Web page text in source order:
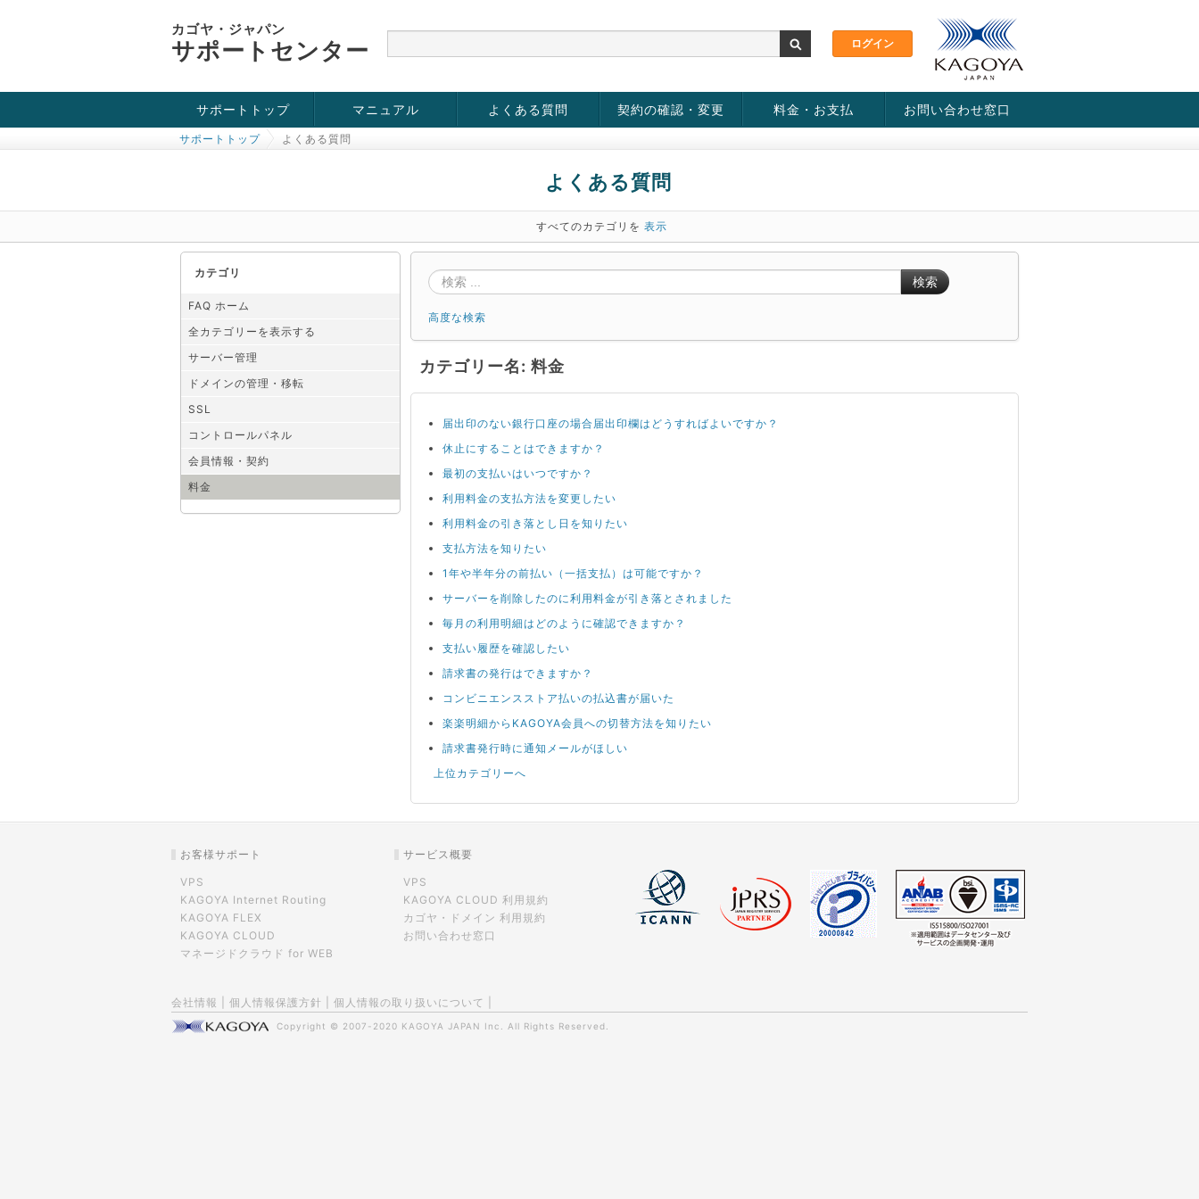
カゴヤ・ジャパン
サポートセンター
サポートトップ
お役立ち情報
チュートリアル
障害・メンテナンス情報
マニュアル よくある質問 契約の確認・変更 料金・お支払 お問い合わせ窓口
サポートトップ よくある質問
よくある質問
すべてのカテゴリを 表示
カテゴリ
FAQ ホーム
全カテゴリーを表示する
サーバー管理
ドメインの管理・移転
SSL
コントロールパネル
会員情報・契約
料金
検索
高度な検索
カテゴリー名: 料金
届出印のない銀行口座の場合届出印欄はどうすればよいですか？
休止にすることはできますか？
最初の支払いはいつですか？
利用料金の支払方法を変更したい
利用料金の引き落とし日を知りたい
支払方法を知りたい
1年や半年分の前払い（一括支払）は可能ですか？
サーバーを削除したのに利用料金が引き落とされました
毎月の利用明細はどのように確認できますか？
支払い履歴を確認したい
請求書の発行はできますか？
コンビニエンスストア払いの払込書が届いた
楽楽明細からKAGOYA会員への切替方法を知りたい
請求書発行時に通知メールがほしい
上位カテゴリーへ
お客様サポート
VPS
KAGOYA Internet Routing
KAGOYA FLEX
KAGOYA CLOUD
マネージドクラウド for WEB
サービス概要
VPS
KAGOYA CLOUD 利用規約
カゴヤ・ドメイン 利用規約
お問い合わせ窓口
会社情報 個人情報保護方針 個人情報の取り扱いについて
Copyright © 2007-2020 KAGOYA JAPAN Inc. All Rights Reserved.